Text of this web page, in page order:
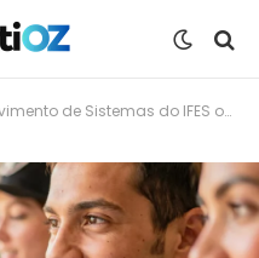
IFES oferece vagas sem necessidade de provas